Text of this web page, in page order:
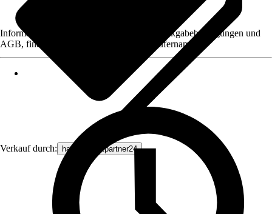
Verkauf durch: haustechnikpartner24
Informationen des Verkäufers, wie z. B. Rückgabebedingungen und
AGB, finden Sie bei Klick auf den Verkäufernamen.